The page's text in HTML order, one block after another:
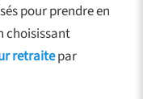
pour prendre en
choisissant
retraitepar